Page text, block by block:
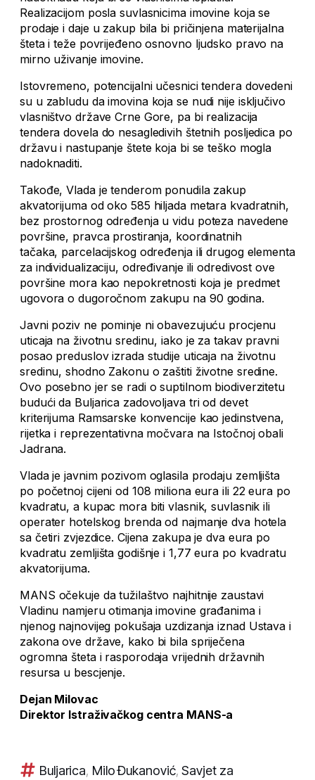
Realizacijom posla suvlasnicima imovine koja se
prodaje i daje u zakup bila bi pričinjena materijalna
šteta i teže povrijeđeno osnovno ljudsko pravo na
mirno uživanje imovine.
Istovremeno, potencijalni učesnici tendera dovedeni
su u zabludu da imovina koja se nudi nije isključivo
vlasništvo države Crne Gore, pa bi realizacija
tendera dovela do nesagledivih štetnih posljedica po
državu i nastupanje štete koja bi se teško mogla
nadoknaditi.
Takođe, Vlada je tenderom ponudila zakup
akvatorijuma od oko 585 hiljada metara kvadratnih,
bez prostornog određenja u vidu poteza navedene
površine, pravca prostiranja, koordinatnih
tačaka, parcelacijskog određenja ili drugog elementa
za individualizaciju, određivanje ili odredivost ove
površine mora kao nepokretnosti koja je predmet
ugovora o dugoročnom zakupu na 90 godina.
Javni poziv ne pominje ni obavezujuću procjenu
uticaja na životnu sredinu, iako je za takav pravni
posao preduslov izrada studije uticaja na životnu
sredinu, shodno Zakonu o zaštiti životne sredine.
Ovo posebno jer se radi o suptilnom biodiverzitetu
budući da Buljarica zadovoljava tri od devet
kriterijuma Ramsarske konvencije kao jedinstvena,
rijetka i reprezentativna močvara na Istočnoj obali
Jadrana.
Vlada je javnim pozivom oglasila prodaju zemljišta
po početnoj cijeni od 108 miliona eura ili 22 eura po
kvadratu, a kupac mora biti vlasnik, suvlasnik ili
operater hotelskog brenda od najmanje dva hotela
sa četiri zvjezdice. Cijena zakupa je dva eura po
kvadratu zemljišta godišnje i 1,77 eura po kvadratu
akvatorijuma.
MANS očekuje da tužilaštvo najhitnije zaustavi
Vladinu namjeru otimanja imovine građanima i
njenog najnovijeg pokušaja uzdizanja iznad Ustava i
zakona ove države, kako bi bila spriječena
ogromna šteta i rasporodaja vrijednih državnih
resursa u bescjenje.
Dejan Milovac
Direktor Istraživačkog centra MANS-a
Buljarica, Milo Đukanović,Savjet za